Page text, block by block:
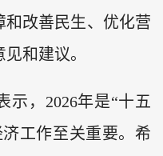
和改善民生、优化营
和建议。
示，2026年是“十五
工作至关重要。希